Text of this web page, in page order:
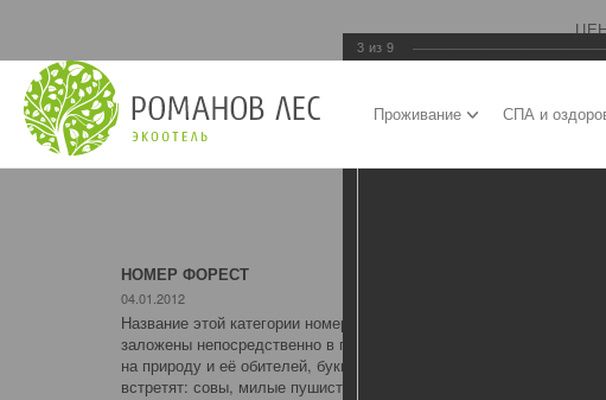
Проживание СПА и
НОМЕР ФОРЕСТ
04.01.2012
Название этой категории номеров - Форест, говорит само за
заложены непосредственно в пространство номера. Мебель и
на природу и её обителей, буквально, в каждый уголок, дабы
встретят: совы, милые пушистые животные, золотые своим
3 из 9